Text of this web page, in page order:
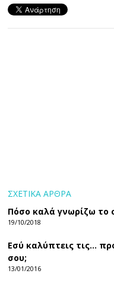
ΣΧΕΤΙΚΑ ΑΡΘΡΑ
Πόσο καλά γνωρίζω το
19/10/2018
Εσύ καλύπτεις τις…
σου;
13/01/2016